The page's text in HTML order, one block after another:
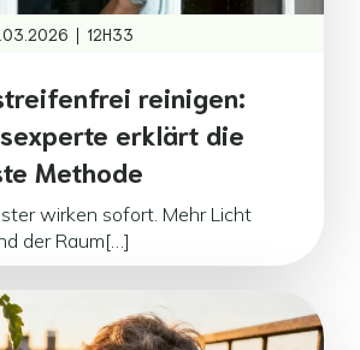
| 12H33
reinigen:
erklärt die
Methode
wirken sofort. Mehr Licht
der Raum[…]